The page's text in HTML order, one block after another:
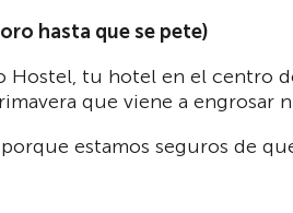
hasta que se pete)
Hostel, tu hotel en el centro
que viene a engrosar
estamos seguros de